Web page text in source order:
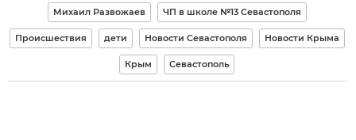
Михаил Развожаев ЧП в школе №13 Севастополя
Происшествия дети Новости Севастополя Новости Крыма
Крым Севастополь